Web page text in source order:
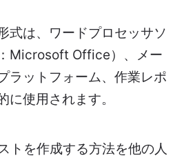
式は、ワードプロセッサソ
Microsoft Office）、メー
ラットフォーム、作業レポ
に使用されます。
トを作成する方法を他の人